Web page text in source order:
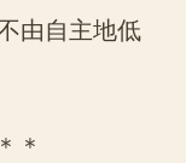
由自主地低
＊